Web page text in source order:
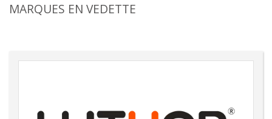
MARQUES EN VEDETTE